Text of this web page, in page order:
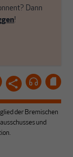
Dann
!
der Bremischen
und